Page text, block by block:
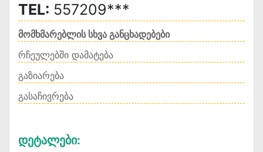
TEL: 557209***
მომხმარებლის სხვა განცხადებები
რჩეულებში დამატება
გაზიარება
გასაჩივრება
Დეტალები: